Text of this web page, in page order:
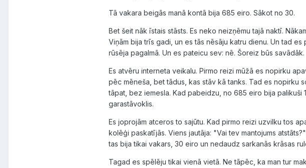
Tā vakara beigās manā kontā bija 685 eiro. Sākot no 30.
Bet šeit nāk īstais stāsts. Es neko neizņēmu tajā naktī.
Viņām bija trīs gadi, un es tās nēsāju katru dienu. Un tad
rūsēja pagalmā. Un es pateicu sev: nē. Šoreiz būs savādāk.
Es atvēru interneta veikalu. Pirmo reizi mūžā es nopirku
pēc mēneša, bet tādus, kas stāv kā tanks. Tad es nopirku
tāpat, bez iemesla. Kad pabeidzu, no 685 eiro bija palikuši
garastāvoklis.
Es joprojām atceros to sajūtu. Kad pirmo reizi uzvilku tos
kolēģi paskatījās. Viens jautāja: "Vai tev mantojums
tas bija tikai vakars, 30 eiro un nedaudz sarkanās krāsas
Tagad es spēlēju tikai vienā vietā. Ne tāpēc, ka man tur